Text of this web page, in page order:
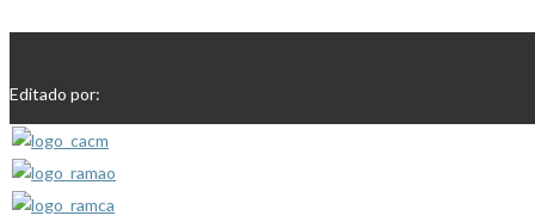
Editado por: